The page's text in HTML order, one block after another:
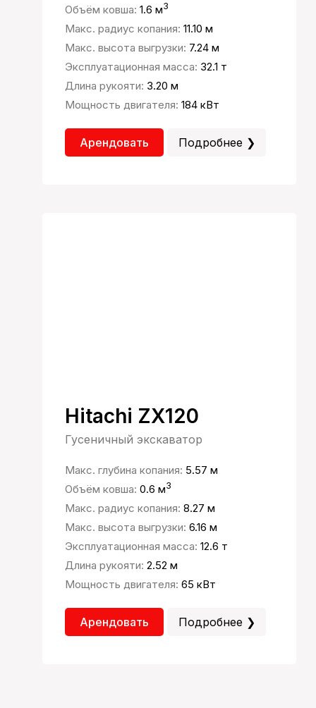
Объём ковша: 1.6 м3
Макс. радиус копания: 11.10 м
Макс. высота выгрузки: 7.24 м
Эксплуатационная масса: 32.1 т
Длина рукояти: 3.20 м
Мощность двигателя: 184 кВт
Арендовать Подробнее ❯
Hitachi ZX120
Гусеничный экскаватор
Макс. глубина копания: 5.57 м
Объём ковша: 0.6 м3
Макс. радиус копания: 8.27 м
Макс. высота выгрузки: 6.16 м
Эксплуатационная масса: 12.6 т
Длина рукояти: 2.52 м
Мощность двигателя: 65 кВт
Арендовать Подробнее ❯